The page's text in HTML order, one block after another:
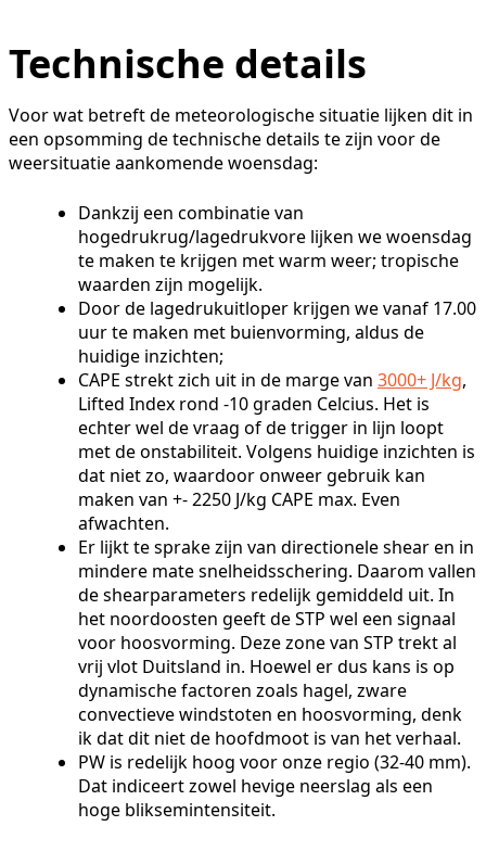
Technische details
Voor wat betreft de meteorologische situatie lijken dit in
een opsomming de technische details te zijn voor de
weersituatie aankomende woensdag:
Dankzij een combinatie van
hogedrukrug/lagedrukvore lijken we woensdag
te maken te krijgen met warm weer; tropische
waarden zijn mogelijk.
Door de lagedrukuitloper krijgen we vanaf 17.00
uur te maken met buienvorming, aldus de
huidige inzichten;
CAPE strekt zich uit in de marge van 3000+ J/kg,
Lifted Index rond -10 graden Celcius. Het is
echter wel de vraag of de trigger in lijn loopt
met de onstabiliteit. Volgens huidige inzichten is
dat niet zo, waardoor onweer gebruik kan
maken van +- 2250 J/kg CAPE max. Even
afwachten.
Er lijkt te sprake zijn van directionele shear en in
mindere mate snelheidsschering. Daarom vallen
de shearparameters redelijk gemiddeld uit. In
het noordoosten geeft de STP wel een signaal
voor hoosvorming. Deze zone van STP trekt al
vrij vlot Duitsland in. Hoewel er dus kans is op
dynamische factoren zoals hagel, zware
convectieve windstoten en hoosvorming, denk
ik dat dit niet de hoofdmoot is van het verhaal.
PW is redelijk hoog voor onze regio (32-40 mm).
Dat indiceert zowel hevige neerslag als een
hoge bliksemintensiteit.